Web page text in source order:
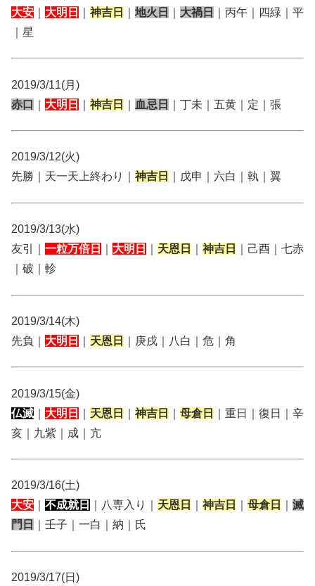
大安
大明日 神吉日 地火日 大禍日
｜丙午｜四緑｜平
｜星
2019/3/11(月)
赤口
大明日 神吉日 血忌日 ｜丁未｜五黄｜定｜張
2019/3/12(火)
先勝｜天一天上終わり｜ 神吉日 ｜戊申｜六白｜執｜翼
2019/3/13(水)
友引｜ 一粒万倍日 大明日 天恩日 神吉日
｜己酉｜七赤
｜破｜軫
2019/3/14(木)
先負｜ 大明日 天恩日 ｜庚戌｜八白｜危｜角
2019/3/15(金)
仏滅
大明日 天恩日 神吉日 母倉日
｜重日｜復日｜辛
亥｜九紫｜成｜亢
2019/3/16(土)
大安
不成就日 ｜八専入り｜ 天恩日 神吉日 母倉日
滅
門日
｜壬子｜一白｜納｜氏
2019/3/17(日)